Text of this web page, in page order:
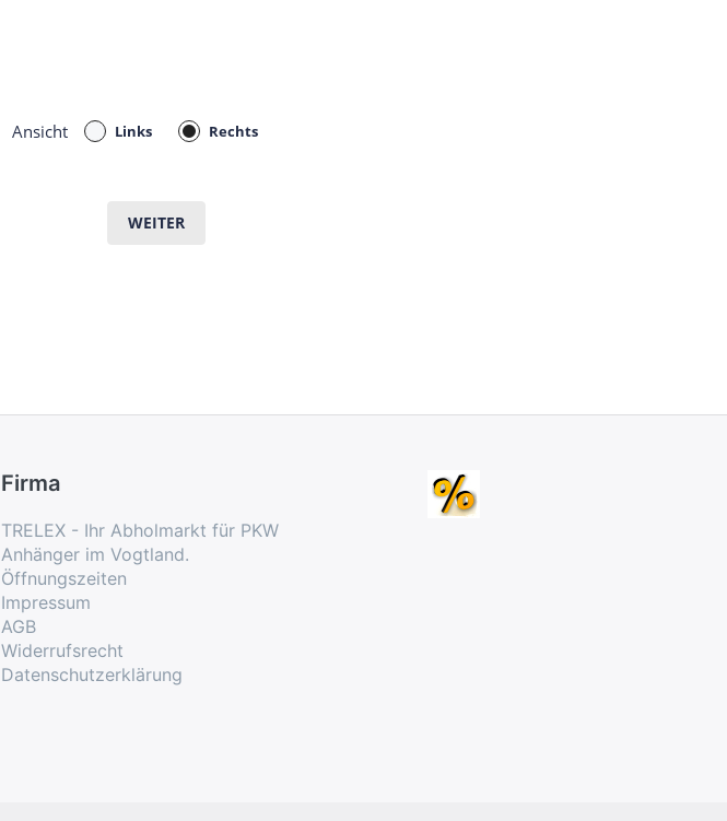
Firma
TRELEX - Ihr Abholmarkt für PKW
Anhänger im Vogtland.
Öffnungszeiten
Impressum
AGB
Widerrufsrecht
Datenschutzerklärung